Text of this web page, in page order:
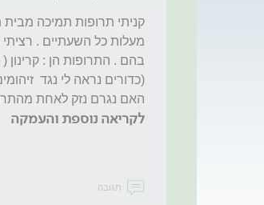
האם נגרם נזק לאחת מהתרופות
לקריאה נוספת והעמקה
תגובה